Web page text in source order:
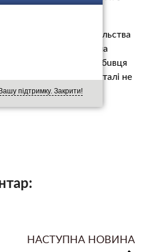
підтримку. Закрити!
можливості.
для нашого суспільства
робота пoлiції дала
прийнято сyдoм, і вбuвця
ласка, про інші деталі не
– додає Муджабаєв.
НАСТУПНА НОВИНА